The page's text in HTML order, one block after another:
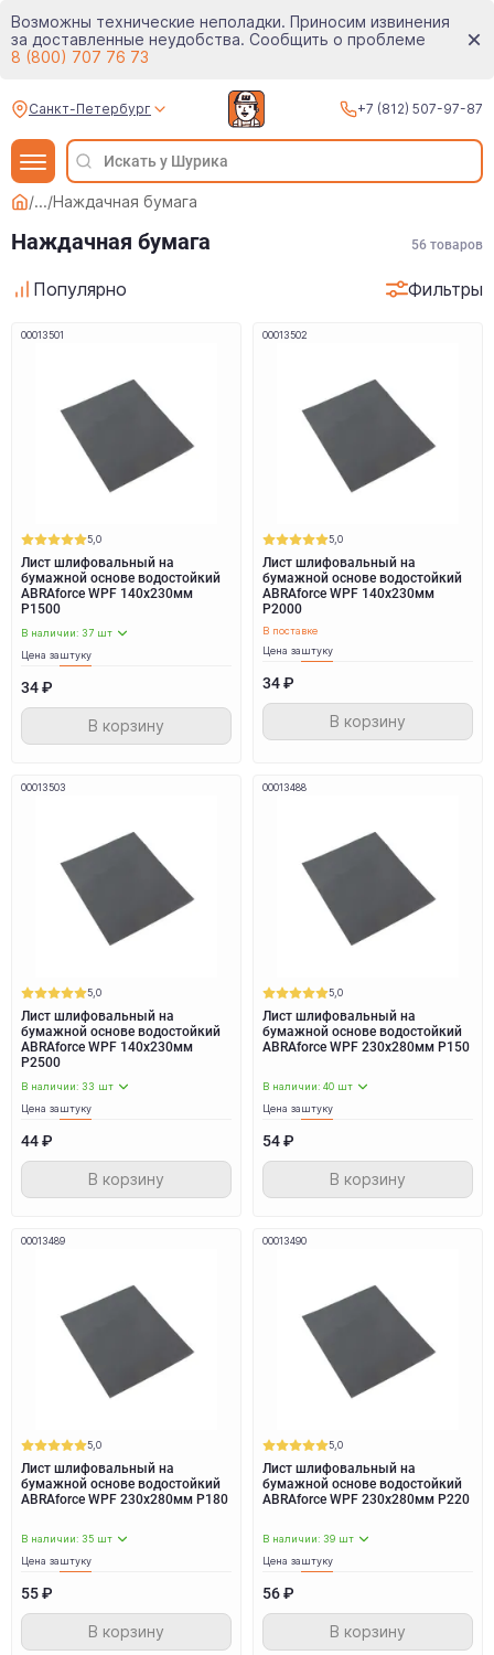
Возможны технические неполадки. Приносим извинения
за доставленные неудобства. Сообщить о проблеме
8 (800) 707 76 73
Санкт-Петербург +7 (812) 507-97-87
/.../Наждачная бумага
Наждачная бумага 56 товаров
Популярно Фильтры
00013501
5,0
Лист шлифовальный на
бумажной основе водостойкий
ABRAforce WPF 140x230мм
P1500
В наличии: 37 шт
Цена заштуку
34 ₽
В корзину
00013502
5,0
Лист шлифовальный на
бумажной основе водостойкий
ABRAforce WPF 140x230мм
P2000
В поставке
Цена заштуку
34 ₽
В корзину
00013503
5,0
Лист шлифовальный на
бумажной основе водостойкий
ABRAforce WPF 140x230мм
P2500
В наличии: 33 шт
Цена заштуку
44 ₽
В корзину
00013488
5,0
Лист шлифовальный на
бумажной основе водостойкий
ABRAforce WPF 230x280мм P150
В наличии: 40 шт
Цена заштуку
54 ₽
В корзину
00013489
5,0
Лист шлифовальный на
бумажной основе водостойкий
ABRAforce WPF 230x280мм P180
В наличии: 35 шт
Цена заштуку
55 ₽
В корзину
00013490
5,0
Лист шлифовальный на
бумажной основе водостойкий
ABRAforce WPF 230x280мм P220
В наличии: 39 шт
Цена заштуку
56 ₽
В корзину